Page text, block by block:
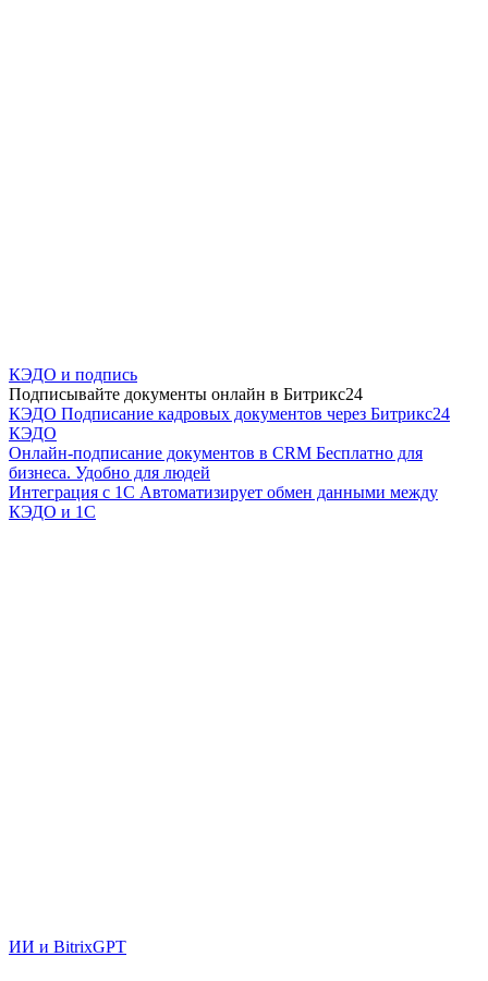
КЭДО и подпись
Подписывайте документы онлайн в Битрикс24
КЭДО Подписание кадровых документов через Битрикс24
КЭДО
Онлайн-подписание документов в CRM Бесплатно для
бизнеса. Удобно для людей
Интеграция с 1С Автоматизирует обмен данными между
КЭДО и 1С
ИИ и BitrixGPT